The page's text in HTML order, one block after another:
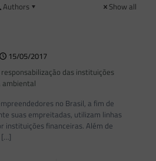
Authors Show all
15/05/2017
das instituições
no Brasil, a fim de
suas empreitadas, utilizam linhas
instituições financeiras. Além de
[…]